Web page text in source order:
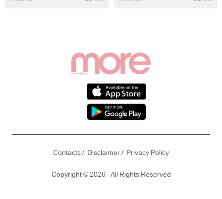
Contacts/ Disclaimer/ Privacy Policy
Copyright © 2026 - All Rights Reserved